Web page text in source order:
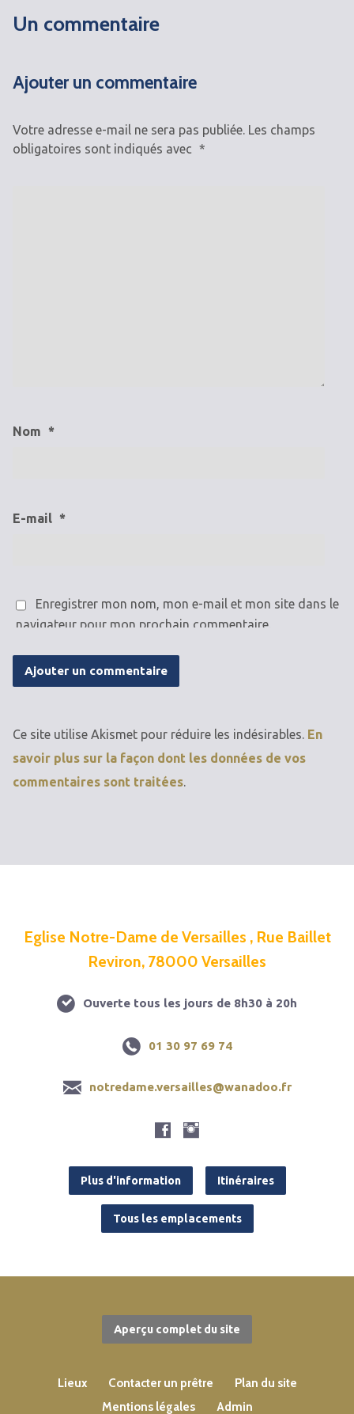
Un commentaire
Ajouter un commentaire
Votre adresse e-mail ne sera pas publiée. Les champs
obligatoires sont indiqués avec *
Nom *
E-mail *
Enregistrer mon nom, mon e-mail et mon site dans le
navigateur pour mon prochain commentaire.
Ce site utilise Akismet pour réduire les indésirables. En
savoir plus sur la façon dont les données de vos
commentaires sont traitées.
Eglise Notre-Dame de Versailles , Rue Baillet
Reviron, 78000 Versailles
Ouverte tous les jours de 8h30 à 20h
01 30 97 69 74
notredame.versailles@wanadoo.fr
Plus d'information Itinéraires
Tous les emplacements
Aperçu complet du site
Lieux Contacter un prêtre
Plan du site
Mentions légales
Admin